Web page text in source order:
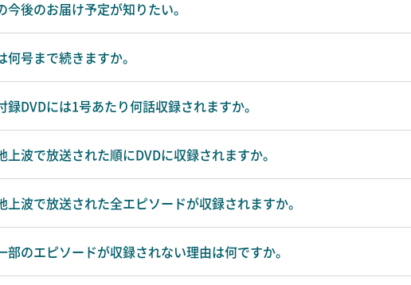
後のお届け予定が知りたい。
号まで続きますか。
DVDには1号あたり何話収録されますか。
波で放送された順にDVDに収録されますか。
波で放送された全エピソードが収録されますか。
のエピソードが収録されない理由は何ですか。